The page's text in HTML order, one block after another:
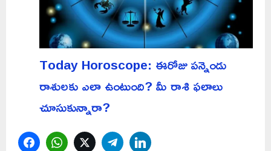
Today Horoscope: ఈరోజు పన్నెండు
రాశులకు ఎలా ఉంటుంది? మీ రాశి ఫలాలు
చూసుకున్నారా?
FacebookWhatsAppTwitterTelegram